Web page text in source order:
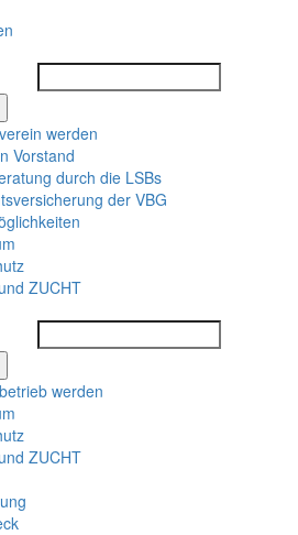
werden
Vorstand
durch die LSBs
der VBG
ZUCHT
werden
ZUCHT